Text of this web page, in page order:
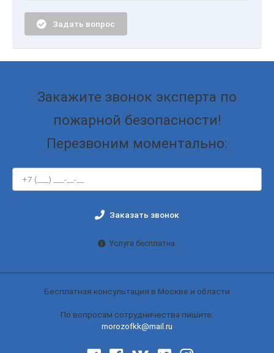
Задать вопрос
Закажите звонок эксперта по
пожарной безопасности!
Перезвоним моментально:
Заказать звонок
Услуга бесплатна.
Бесплатная консультация в Москве и области
По вопросам сотрудничества пишите:
morozofkk@mail.ru